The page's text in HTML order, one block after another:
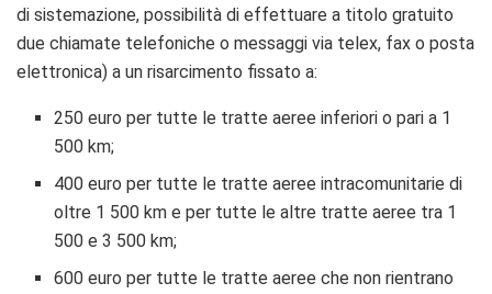
di sistemazione, possibilità di effettuare a titolo gratuito
due chiamate telefoniche o messaggi via telex, fax o posta
elettronica) a un risarcimento fissato a:
250 euro per tutte le tratte aeree inferiori o pari a 1
500 km;
400 euro per tutte le tratte aeree intracomunitarie di
oltre 1 500 km e per tutte le altre tratte aeree tra 1
500 e 3 500 km;
600 euro per tutte le tratte aeree che non rientrano